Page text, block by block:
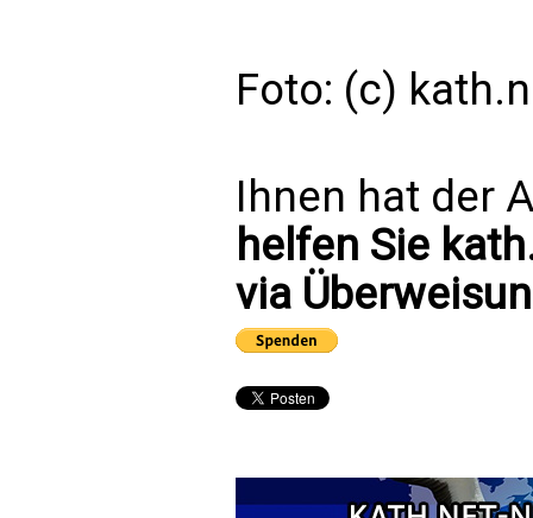
Foto: (c)
Ihnen hat der
helfen Sie
via